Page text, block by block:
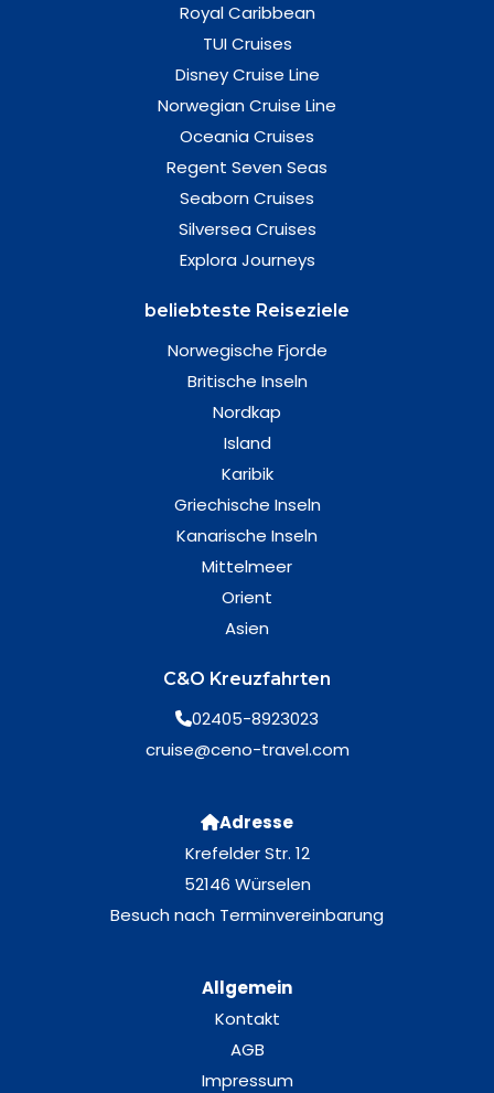
Royal Caribbean
TUI Cruises
Disney Cruise Line
Norwegian Cruise Line
Oceania Cruises
Regent Seven Seas
Seaborn Cruises
Silversea Cruises
Explora Journeys
beliebteste Reiseziele
Norwegische Fjorde
Britische Inseln
Nordkap
Island
Karibik
Griechische Inseln
Kanarische Inseln
Mittelmeer
Orient
Asien
C&O Kreuzfahrten
02405-8923023
cruise@ceno-travel.com
Adresse
Krefelder Str. 12
52146 Würselen
Besuch nach Terminvereinbarung
Allgemein
Kontakt
AGB
Impressum